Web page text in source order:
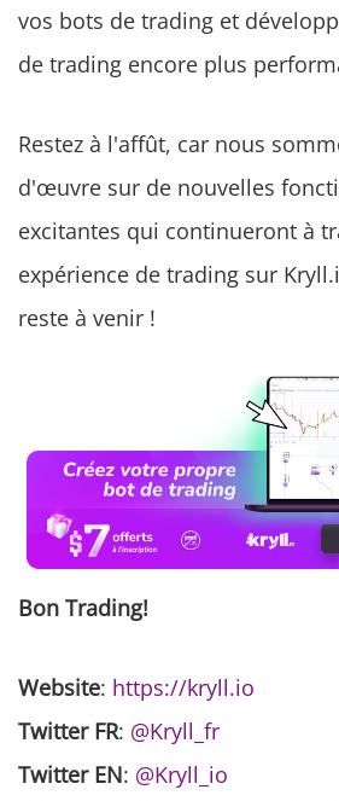
vos bots de trading et
de trading encore plus
Restez à l'affût, car nous
d'œuvre sur de nouvelles
excitantes qui continueront à
expérience de trading sur
reste à venir !
Bon Trading!
Website: https://kryll.io
Twitter FR: @Kryll_fr
Twitter EN: @Kryll_io